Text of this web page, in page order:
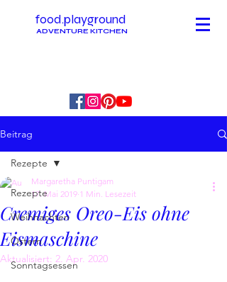
food.playground
ADVENTURE KITCHEN
Beitrag
Rezepte
Weihnachten
Ostern
Sonntagsessen
Rezepte
Cremiges Oreo-Eis ohne
Eismaschine
Margaretha Puntigam
17. Mai 2019 1 Min. Lesezeit
Aktualisiert: 2. Apr. 2020